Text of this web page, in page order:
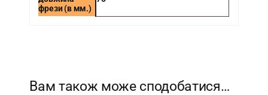
фрези (в мм.)
Вам також може сподобатися…